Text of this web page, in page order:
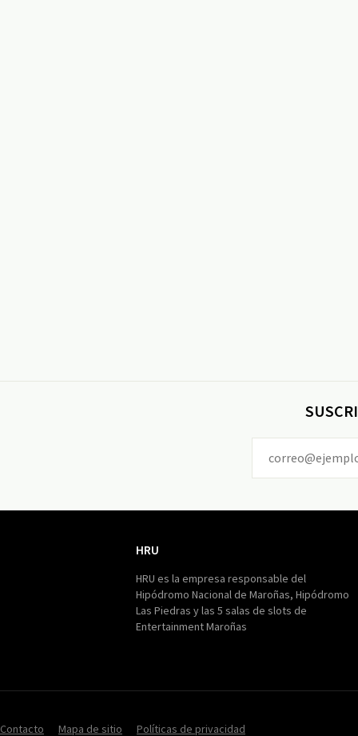
HRU
HRU es la empresa responsable del
Hipódromo Nacional de Maroñas, Hipódromo
Las Piedras y las 5 salas de slots de
Entertainment Maroñas
Contacto Mapa de sitio Políticas de privacidad